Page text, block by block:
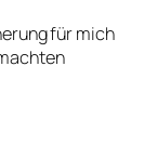
für mich